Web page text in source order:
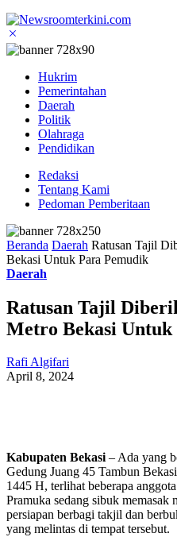
Hukrim
Pemerintahan
Daerah
Politik
Olahraga
Pendidikan
Redaksi
Tentang Kami
Pedoman Pemberitaan
Beranda Daerah Ratusan Tajil
Bekasi Untuk Para Pemudik
Daerah
Ratusan Tajil
Metro Bekasi
Rafi Algifari
April 8, 2024
Kabupaten Bekasi– Ada yang
Gedung Juang 45 Tambun
1445 H, terlihat beberapa
Pramuka sedang sibuk memasak
persiapan berbagi takjil dan
yang melintas di tempat tersebut.